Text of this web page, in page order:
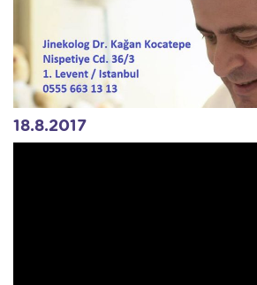
18.8.2017